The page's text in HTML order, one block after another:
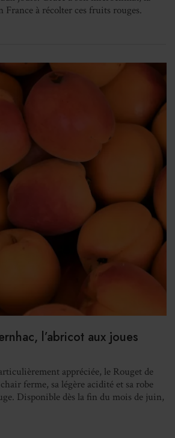
France à récolter ces fruits rouges.
l’abricot aux joues
appréciée, le Rouget de
ferme, sa légère acidité et sa robe
Disponible dès la fin du mois de juin,